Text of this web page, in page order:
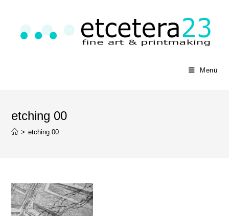
Menü
etching 00
> etching 00